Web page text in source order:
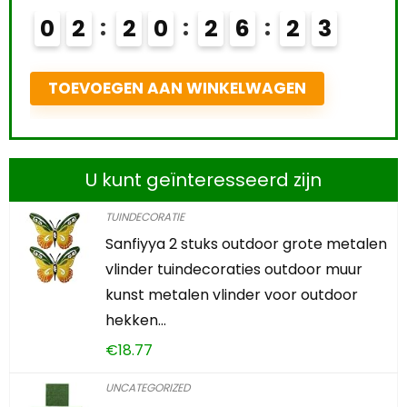
U kunt geïnteresseerd zijn
TUINDECORATIE
Sanfiyya 2 stuks outdoor grote metalen
vlinder tuindecoraties outdoor muur
kunst metalen vlinder voor outdoor
hekken…
€18.77
UNCATEGORIZED